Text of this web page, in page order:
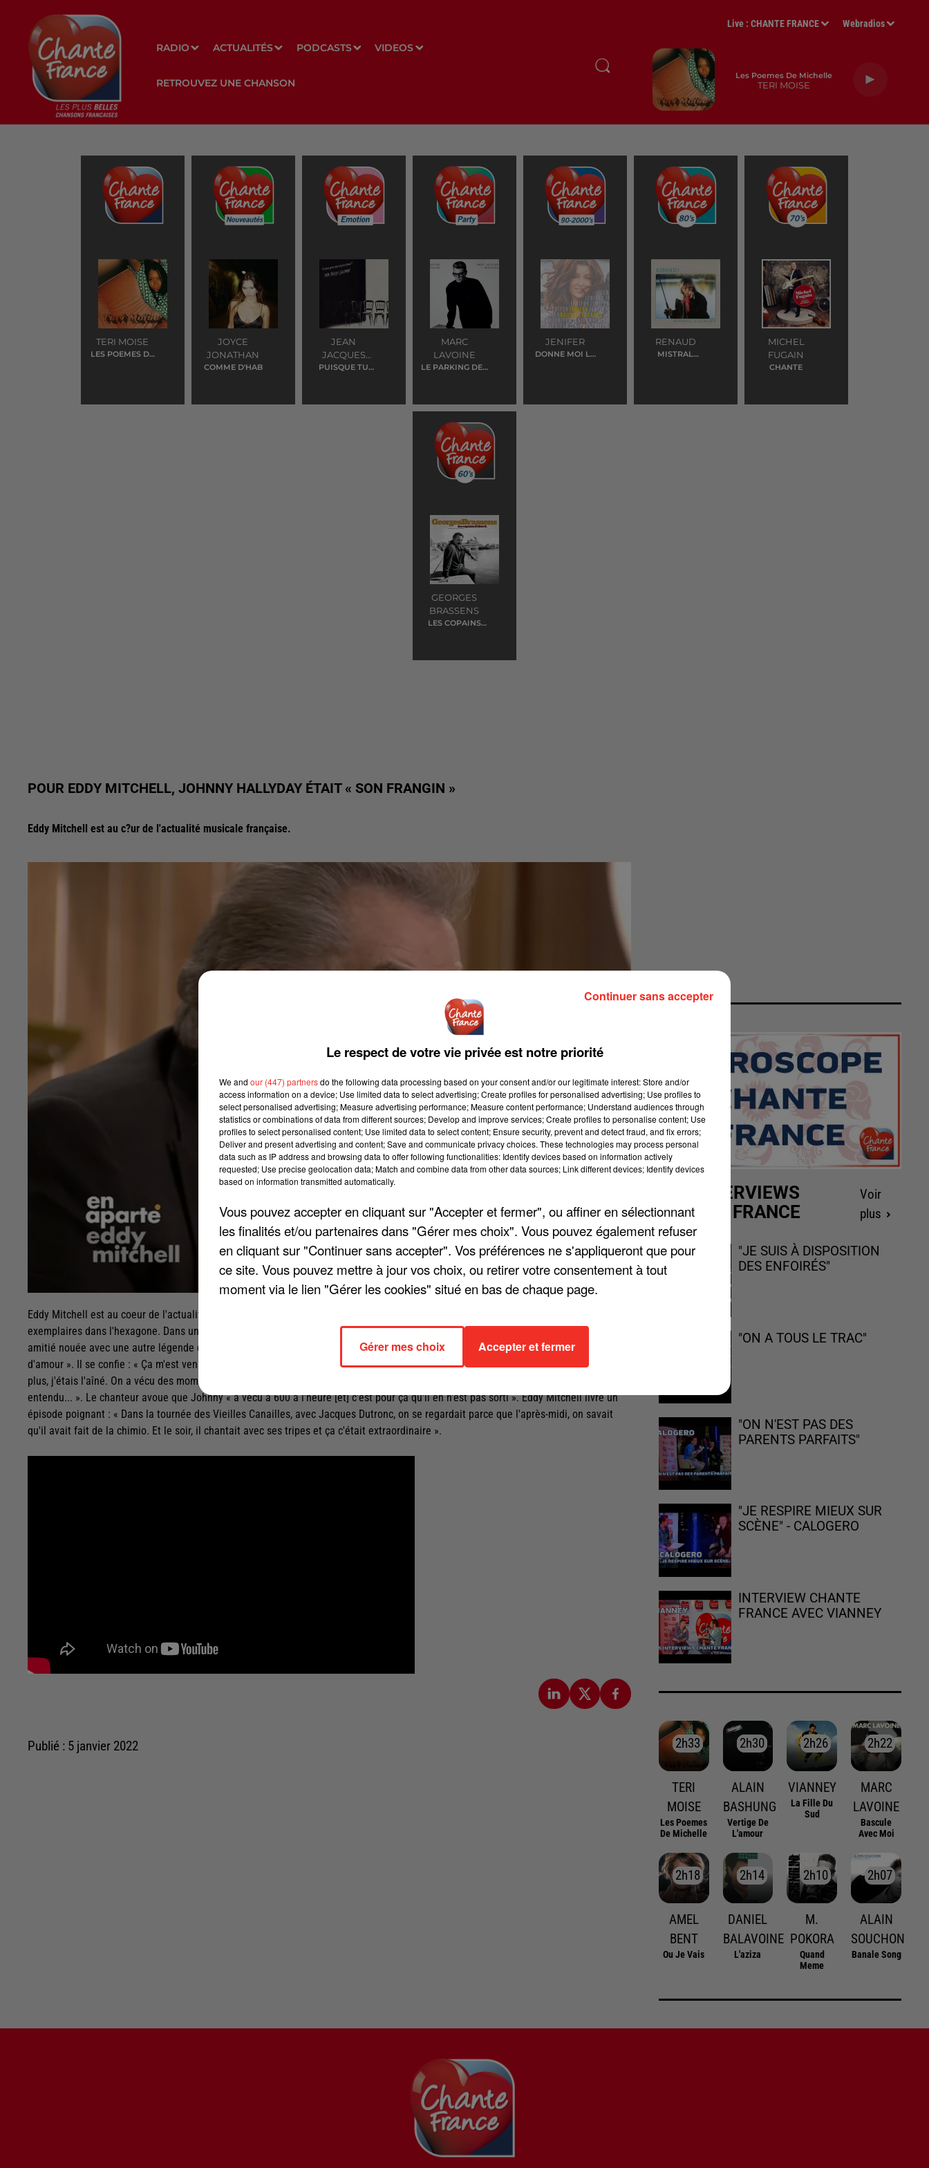
RADIO ACTUALITÉS PODCASTS VIDEOS
RETROUVEZ UNE CHANSON
Live :CHANTE FRANCE Webradios
Les Poemes De Michelle
TERI MOISE
TERI MOISE
LES POEMES DE
JOYCE
JONATHAN
COMME D'HAB
JEAN
JACQUES
GOLDMAN
PUISQUE TU
MARC
LAVOINE
LE PARKING DES
JENIFER
DONNE MOI LE
RENAUD
MISTRAL
MICHEL
FUGAIN
CHANTE
GEORGES
BRASSENS
LES COPAINS
POUR EDDY MITCHELL, JOHNNY HALLYDAY ÉTAIT « SON FRANGIN »
Eddy Mitchell est au c?ur de l'actualité musicale française.
Eddy Mitchell est au coeur de l'actualité musicale française, avec son 39ème album "Country Rock", déjà vendu à plus de 63.000
exemplaires dans l'hexagone. Dans un épisode d' « En aparté », diffusé cette semaine sur Canal+, le chanteur est revenu sur son
amitié nouée avec une autre légende de la chanson française, Johnny Hallyday. Eddy Mitchell lui avait dédié le titre « Un petit peu
d'amour ». Il se confie : « Ça m'est venu normalement car il faisait partie de ma vie. On s'est connus, il avait 14-15 ans, j'avais un an de
plus, j'étais l'aîné. On a vécu des moments extraordinaires ensemble et c'est vrai que c'est mon frangin. On s'est toujours vu, toujours
entendu... ». Le chanteur avoue que Johnny « a vécu à 600 à l'heure [et] c'est pour ça qu'il en n'est pas sorti ». Eddy Mitchell livre un
épisode poignant : « Dans la tournée des Vieilles Canailles, avec Jacques Dutronc, on se regardait parce que l'après-midi, on savait
qu'il avait fait de la chimio. Et le soir, il chantait avec ses tripes et ça c'était extraordinaire ».
Publié : 5 janvier 2022
LES INTERVIEWS
CHANTE FRANCE
Voir
plus
"JE SUIS À DISPOSITION
DES ENFOIRÉS"
"ON A TOUS LE TRAC"
"ON N'EST PAS DES
PARENTS PARFAITS"
"JE RESPIRE MIEUX SUR
SCÈNE" - CALOGERO
INTERVIEW CHANTE
FRANCE AVEC VIANNEY
2h33
2h33
TERI
MOISE
Les Poemes
De Michelle
2h30
2h30
ALAIN
BASHUNG
Vertige De
L'amour
2h26
2h26
VIANNEY
La Fille Du
Sud
2h22
2h22
MARC
LAVOINE
Bascule
Avec Moi
2h18
2h18
AMEL
BENT
Ou Je Vais
2h14
2h14
DANIEL
BALAVOINE
L'aziza
2h10
2h10
M.
POKORA
Quand
Meme
2h07
2h07
ALAIN
SOUCHON
Banale Song
Le respect de votre vie privée est notre priorité
We and our (447) partnersdo the following data processing based on your consent and/or our legitimate interest: Store and/or
access information on a device; Use limited data to select advertising; Create profiles for personalised advertising; Use profiles to
select personalised advertising; Measure advertising performance; Measure content performance; Understand audiences through
statistics or combinations of data from different sources; Develop and improve services; Create profiles to personalise content; Use
profiles to select personalised content; Use limited data to select content; Ensure security, prevent and detect fraud, and fix errors;
Deliver and present advertising and content; Save and communicate privacy choices. These technologies may process personal
data such as IP address and browsing data to offer following functionalities: Identify devices based on information actively
requested; Use precise geolocation data; Match and combine data from other data sources; Link different devices; Identify devices
based on information transmitted automatically.
Vous pouvez accepter en cliquant sur "Accepter et fermer", ou affiner en sélectionnant
les finalités et/ou partenaires dans "Gérer mes choix". Vous pouvez également refuser
en cliquant sur "Continuer sans accepter". Vos préférences ne s'appliqueront que pour
ce site. Vous pouvez mettre à jour vos choix, ou retirer votre consentement à tout
moment via le lien "Gérer les cookies" situé en bas de chaque page.
Gérer mes choix Accepter et fermer
Continuer sans accepter